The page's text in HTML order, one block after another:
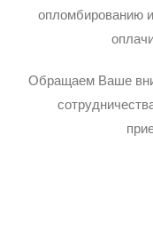
опломбированию
Обращаем Ваше